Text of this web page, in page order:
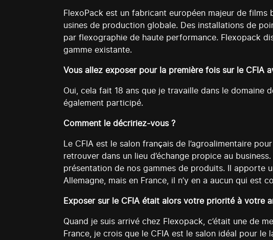
FlexoPack est un fabricant européen majeur de
usines de production globale. Des installations de
par flexographie de haute performance. Flexopack
gamme existante.
Vous allez exposer pour la première fois sur le CFIA
Oui, cela fait 18 ans que je travaille dans le domaine
également participé.
Comment le décririez-vous ?
Le CFIA est le salon français de l’agroalimentaire
retrouver dans un lieu d’échange propice au
présentation de nos gammes de produits. Il apporte
Allemagne, mais en France, il n’y en a aucun qui est
Exposer sur le CFIA était alors votre priorité à votre
Quand je suis arrivé chez Flexopack, c’était une de
France, je crois que le CFIA est le salon idéal pour le